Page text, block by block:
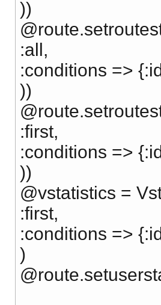
))
:all,
:conditions =>
))
:first,
:conditions =>
))
@vstatistics =
:first,
:conditions =>
)